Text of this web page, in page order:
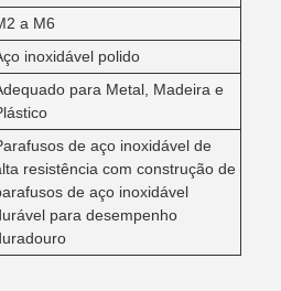
a M6
inoxidável polido
para Metal, Madeira e
de aço inoxidável de
resistência com construção de
de aço inoxidável
para desempenho